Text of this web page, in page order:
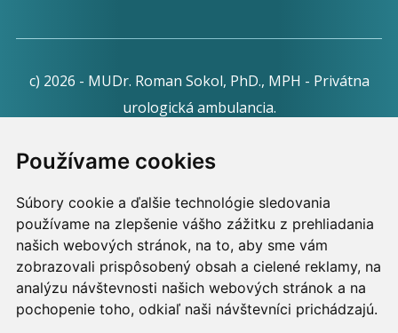
Používame cookies
Súbory cookie a ďalšie technológie sledovania
používame na zlepšenie vášho zážitku z prehliadania
našich webových stránok, na to, aby sme vám
zobrazovali prispôsobený obsah a cielené reklamy, na
analýzu návštevnosti našich webových stránok a na
pochopenie toho, odkiaľ naši návštevníci prichádzajú.
c) 2026 - MUDr. Roman Sokol, PhD., MPH - Privátna
urologická ambulancia.
podmienkach prevádzkovateľa.
Používame cookies -nastavenie cookies.
Skopírovaním textu alebo časti textu z akejkoľvek
stránky tohto webu a jeho umiestnením na iný web